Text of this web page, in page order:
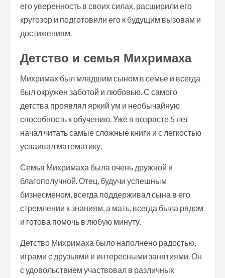
его уверенность в своих силах, расширили его
кругозор и подготовили его к будущим вызовам и
достижениям.
Детство и семья Михримаха
Михримах был младшим сыном в семье и всегда
был окружен заботой и любовью. С самого
детства проявлял яркий ум и необычайную
способность к обучению. Уже в возрасте 5 лет
начал читать самые сложные книги и с легкостью
усваивал математику.
Семья Михримаха была очень дружной и
благополучной. Отец, будучи успешным
бизнесменом, всегда поддерживал сына в его
стремлении к знаниям, а мать, всегда была рядом
и готова помочь в любую минуту.
Детство Михримаха было наполнено радостью,
играми с друзьями и интересными занятиями. Он
с удовольствием участвовал в различных